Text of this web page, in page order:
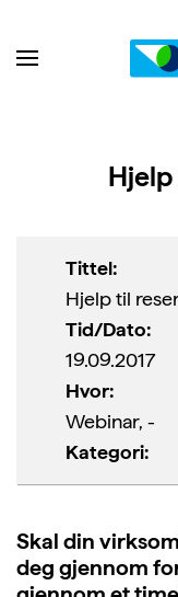
Tittel:
Hjelp til
Tid/Dato:
19.09.2017
Hvor:
Webinar, -
Kategori:
Skal din
deg gjennom